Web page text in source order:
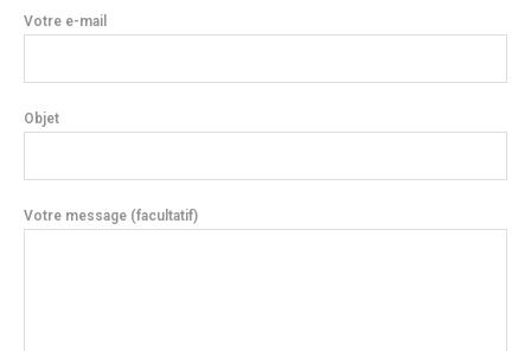
Votre e-mail
Objet
Votre message (facultatif)